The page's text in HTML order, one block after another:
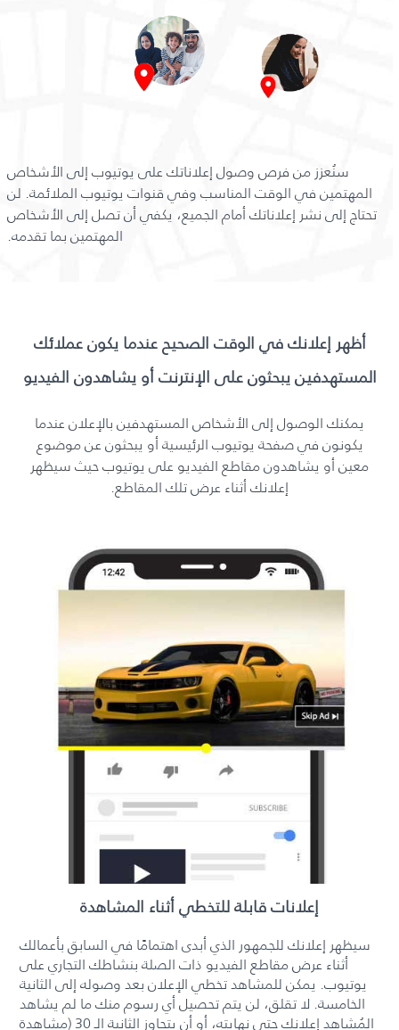
سنُعزز من فرص وصول إعلاناتك على يوتيوب إلى الأشخاص
المهتمين في الوقت المناسب وفي قنوات يوتيوب الملائمة. لن
تحتاج إلى نشر إعلاناتك أمام الجميع، يكفي أن تصل إلى الأشخاص
المهتمين بما تقدمه.
أظهر إعلانك في الوقت الصحيح عندما يكون عملائك
المستهدفين يبحثون على الإنترنت أو يشاهدون الفيديو
يمكنك الوصول إلى الأشخاص المستهدفين بالإعلان عندما
يكونون في صفحة يوتيوب الرئيسية أو يبحثون عن موضوع
معين أو يشاهدون مقاطع الفيديو على يوتيوب حيث سيظهر
إعلانك أثناء عرض تلك المقاطع.
إعلانات قابلة للتخطي أثناء المشاهدة
سيظهر إعلانك للجمهور الذي أبدى اهتمامًا في السابق بأعمالك
أثناء عرض مقاطع الفيديو ذات الصلة بنشاطك التجاري على
يوتيوب. يمكن للمشاهد تخطي الإعلان بعد وصوله إلى الثانية
الخامسة. لا تقلق، لن يتم تحصيل أي رسوم منك ما لم يشاهد
المُشاهد إعلانك حتى نهايته، أو أن يتجاوز الثانية الـ 30 (مشاهدة